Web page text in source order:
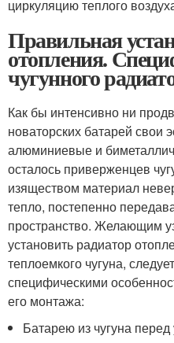
циркуляцию теплого
Правильная
отопления.
чугунного
Как бы интенсивно ни
новаторских батарей свои
алюминиевые и
осталось приверженцев
изяществом материал
тепло, постепенно
пространство. Желающим
установить радиатор
теплоемкого чугуна,
специфическими
его монтажа:
Батарею из чугуна перед